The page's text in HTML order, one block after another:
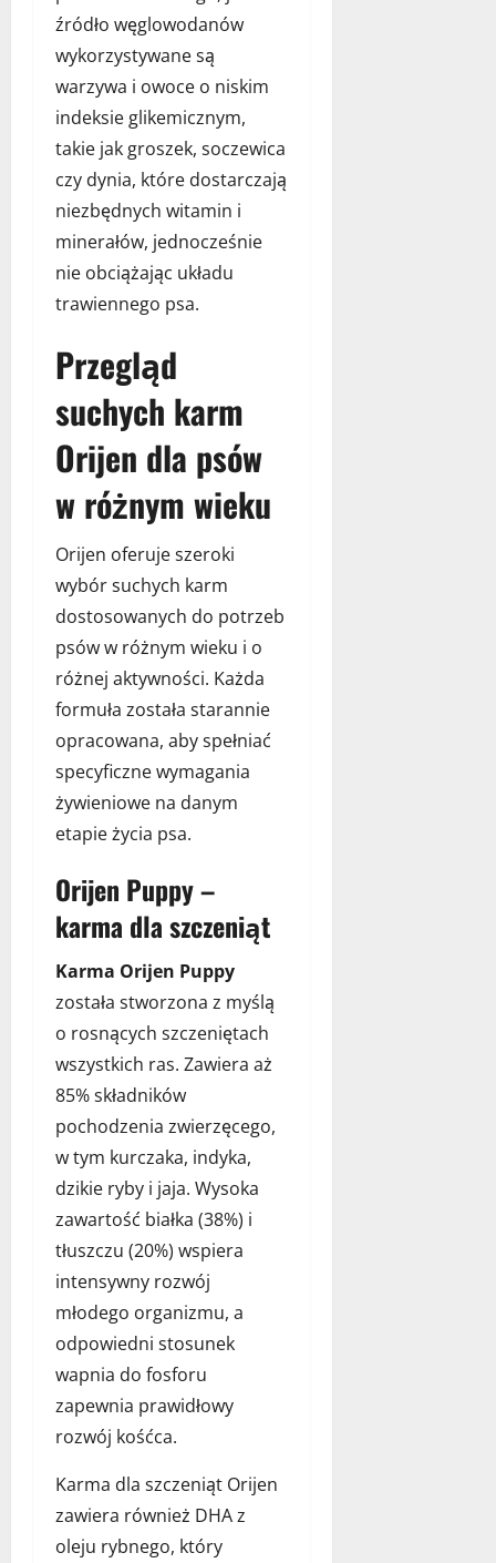
źródło węglowodanów
wykorzystywane są
warzywa i owoce o niskim
indeksie glikemicznym,
takie jak groszek, soczewica
czy dynia, które dostarczają
niezbędnych witamin i
minerałów, jednocześnie
nie obciążając układu
trawiennego psa.
Przegląd
suchych karm
Orijen dla psów
w różnym wieku
Orijen oferuje szeroki
wybór suchych karm
dostosowanych do potrzeb
psów w różnym wieku i o
różnej aktywności. Każda
formuła została starannie
opracowana, aby spełniać
specyficzne wymagania
żywieniowe na danym
etapie życia psa.
Orijen Puppy –
karma dla szczeniąt
Karma Orijen Puppy
została stworzona z myślą
o rosnących szczeniętach
wszystkich ras. Zawiera aż
85% składników
pochodzenia zwierzęcego,
w tym kurczaka, indyka,
dzikie ryby i jaja. Wysoka
zawartość białka (38%) i
tłuszczu (20%) wspiera
intensywny rozwój
młodego organizmu, a
odpowiedni stosunek
wapnia do fosforu
zapewnia prawidłowy
rozwój kośćca.
Karma dla szczeniąt Orijen
zawiera również DHA z
oleju rybnego, który